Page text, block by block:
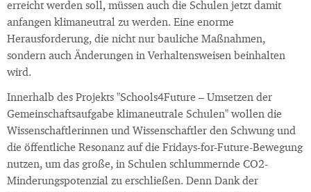
erreicht werden soll, müssen auch die Schulen jetzt damit
anfangen klimaneutral zu werden. Eine enorme
Herausforderung, die nicht nur bauliche Maßnahmen,
sondern auch Änderungen in Verhaltensweisen beinhalten
wird.
Innerhalb des Projekts "Schools4Future – Umsetzen der
Gemeinschaftsaufgabe klimaneutrale Schulen" wollen die
Wissenschaftlerinnen und Wissenschaftler den Schwung und
die öffentliche Resonanz auf die Fridays-for-Future-Bewegung
nutzen, um das große, in Schulen schlummernde CO2-
Minderungspotenzial zu erschließen. Denn Dank der